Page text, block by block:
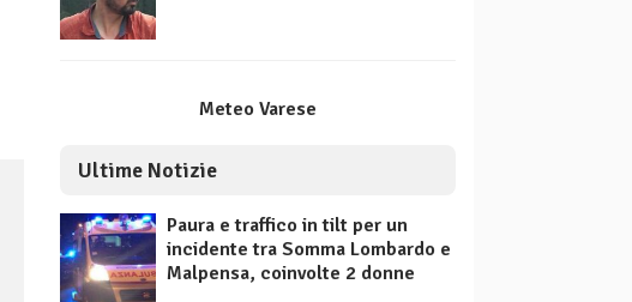
Meteo Varese
Ultime Notizie
Paura e traffico in tilt per un
incidente tra Somma Lombardo e
Malpensa, coinvolte 2 donne